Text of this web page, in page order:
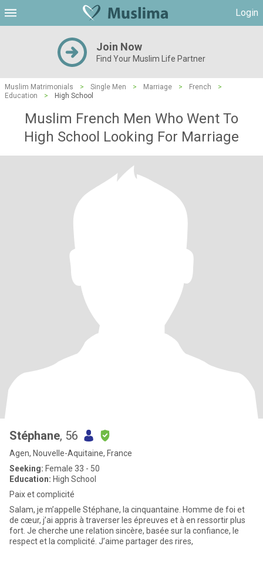
Login
Join Now
Find Your Muslim Life Partner
Muslim Matrimonials > Single Men > Marriage > French
>
Education
> High School
Muslim French Men Who Went To
High School Looking For Marriage
Stéphane, 56
Agen, Nouvelle-Aquitaine, France
Seeking: Female 33 - 50
Education: High School
Paix et complicité
Salam, je m’appelle Stéphane, la cinquantaine. Homme de foi et
de cœur, j’ai appris à traverser les épreuves et à en ressortir plus
fort. Je cherche une relation sincère, basée sur la confiance, le
respect et la complicité. J’aime partager des rires,